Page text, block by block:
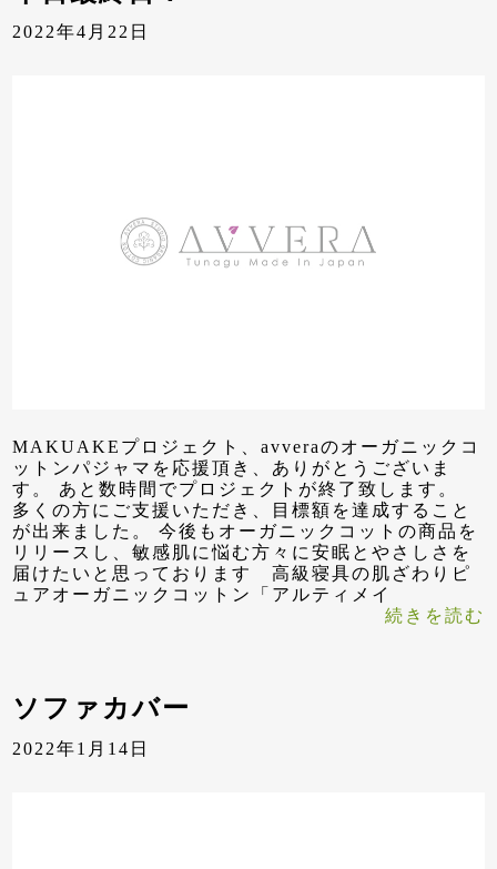
2022年4月22日
MAKUAKEプロジェクト、avveraのオーガニックコ
ットンパジャマを応援頂き、ありがとうございま
す。 あと数時間でプロジェクトが終了致します。
多くの方にご支援いただき、目標額を達成すること
が出来ました。 今後もオーガニックコットの商品を
リリースし、敏感肌に悩む方々に安眠とやさしさを
届けたいと思っております 高級寝具の肌ざわりピ
ュアオーガニックコットン「アルティメイ
続きを読む
ソファカバー
2022年1月14日